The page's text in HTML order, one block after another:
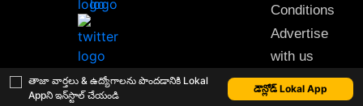
తాజా వార్తలు & ఉద్యోగాలను పొందడానికి Lokal
Appని ఇన్‌స్టాల్ చేయండి
డౌన్లోడ్ Lokal App
Conditions
Advertise
with us
Sitemap
This material may not be published, transmitted, rewritten or redistributed. © 2020 Lokal App. All rights reserved.